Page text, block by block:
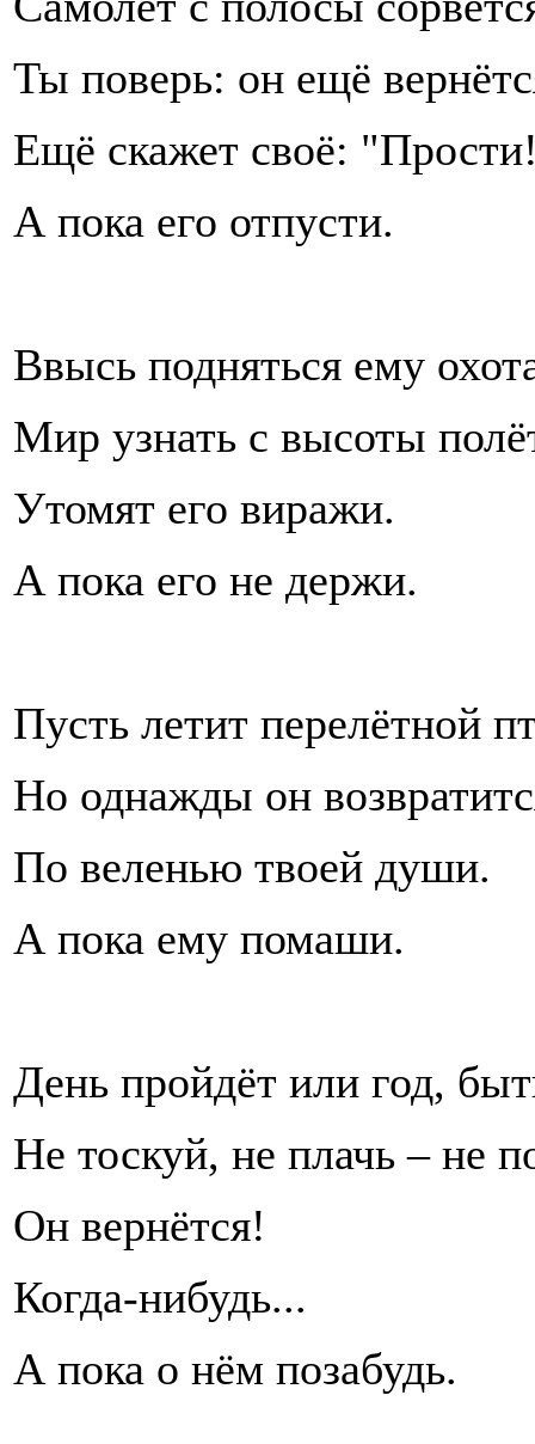
Ты поверь: он ещё
Ещё скажет своё:
А пока его отпусти.
Ввысь подняться ему
Мир узнать с высоты
Утомят его виражи.
А пока его не держи.
Пусть летит перелётной
Но однажды он
По веленью твоей души.
А пока ему помаши.
День пройдёт или год,
Не тоскуй, не плачь – не
Он вернётся!
Когда-нибудь...
А пока о нём позабудь.